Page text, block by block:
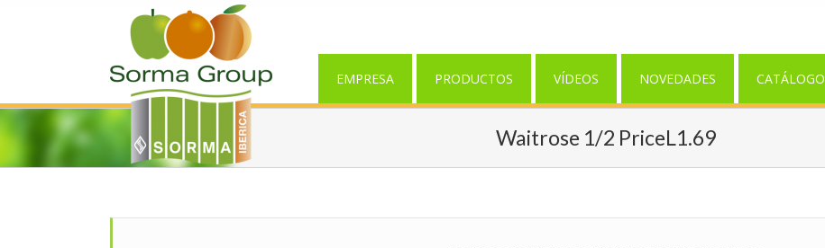
EMPRESA PRODUCTOS VÍDEOS NOVEDADES CATÁLOGO
Waitrose 1/2 PriceL1.69